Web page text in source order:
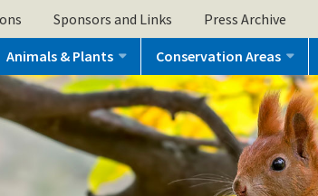
Sponsors and Links Press Archive
Animals & Plants Conservation Areas